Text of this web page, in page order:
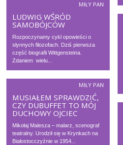
MIŁY PAN
LUDWIG WŚRÓD
SAMOBÓJCÓW
Rozpoczynamy cykl opowieści o
słynnych filozofach. Dziś pierwsza
część biografii Wittgensteina.
Zdaniem wielu...
MIŁY PAN
MUSIAŁEM SPRAWDZIĆ,
CZY DUBUFFET TO MÓJ
DUCHOWY OJCIEC
Mikołaj Malesza – malarz, scenograf
teatralny. Urodził się w Krynkach na
Białostocczyźnie w 1954...